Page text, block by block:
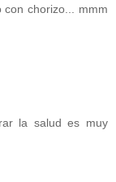
chorizo... mmm
la salud es muy